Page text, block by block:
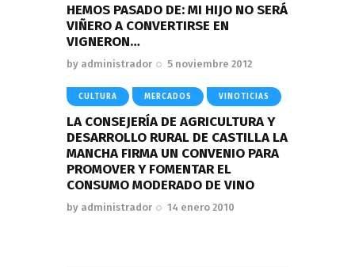
HEMOS PASADO DE: MI HIJO NO SERÁ
VIÑERO A CONVERTIRSE EN
VIGNERON…
by administrador 5 noviembre 2012
CULTURA MERCADOS VINOTICIAS
LA CONSEJERÍA DE AGRICULTURA Y
DESARROLLO RURAL DE CASTILLA LA
MANCHA FIRMA UN CONVENIO PARA
PROMOVER Y FOMENTAR EL
CONSUMO MODERADO DE VINO
by administrador 14 enero 2010